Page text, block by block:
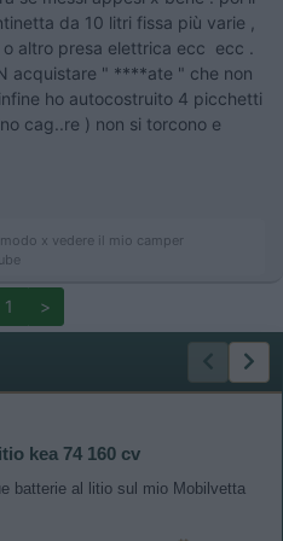
da 10 litri fissa più varie ,
altro presa elettrica ecc ecc .
acquistare " ****ate " che non
ho autocostruito 4 picchetti
cag..re ) non si torcono e
x vedere il mio camper
1 >
kea 74 160 cv
batterie al litio sul mio Mobilvetta